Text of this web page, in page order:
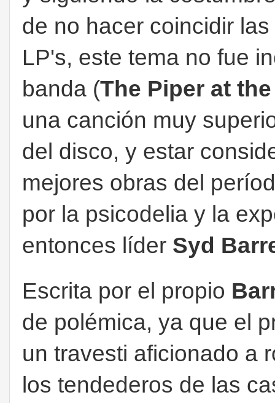
de no hacer coincidir
LP's, este tema no fue
banda (The Piper at
una canción muy
del disco, y estar
mejores obras del
por la psicodelia y la
entonces líder Syd
Escrita por el propio
de polémica, ya que el
un travesti aficionado a
los tendederos de las